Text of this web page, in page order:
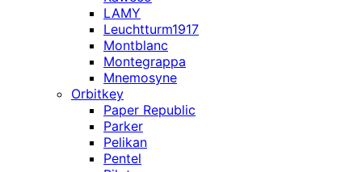
LAMY
Leuchtturm1917
Montblanc
Montegrappa
Mnemosyne
Orbitkey
Paper Republic
Parker
Pelikan
Pentel